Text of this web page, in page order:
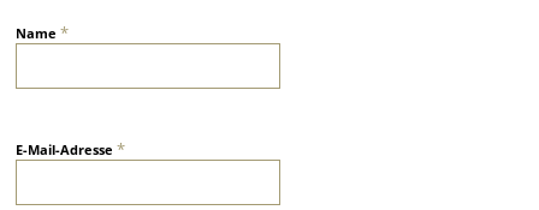
Name*
E-Mail-Adresse*